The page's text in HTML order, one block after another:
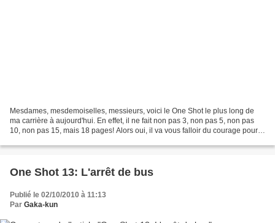
Mesdames, mesdemoiselles, messieurs, voici le One Shot le plus long de
ma carrière à aujourd'hui. En effet, il ne fait non pas 3, non pas 5, non pas
10, non pas 15, mais 18 pages! Alors oui, il va vous falloir du courage pour
One Shot 13: L'arrêt de bus
Publié le 02/10/2010 à 11:13
Par Gaka-kun